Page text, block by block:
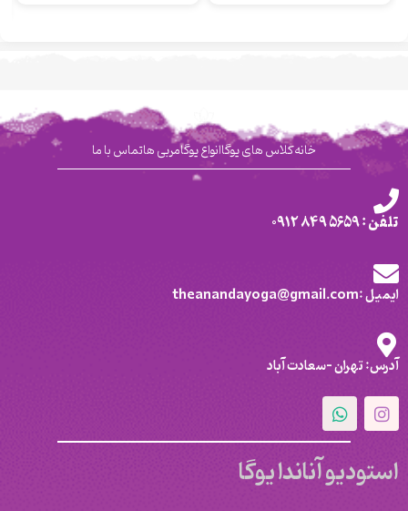
خانهکلاس های یوگاانواع یوگامربی هاتماس با ما
تلفن : 5659 849 0912
ایمیل :theanandayoga@gmail.com
آدرس: تهران -سعادت آباد
استودیو آناندا یوگا